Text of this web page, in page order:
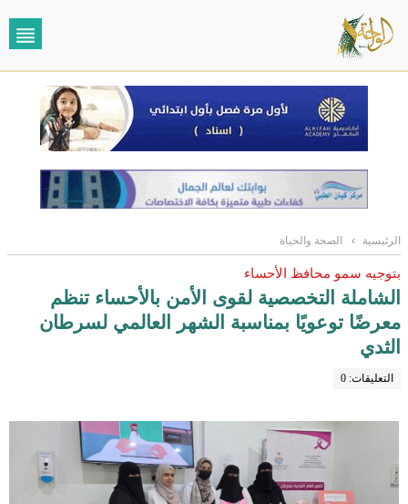
الرئيسية › الصحة والحياة
بتوجيه سمو محافظ الأحساء
الشاملة التخصصية لقوى الأمن بالأحساء تنظم
معرضًا توعويًا بمناسبة الشهر العالمي لسرطان
الثدي
التعليقات: 0